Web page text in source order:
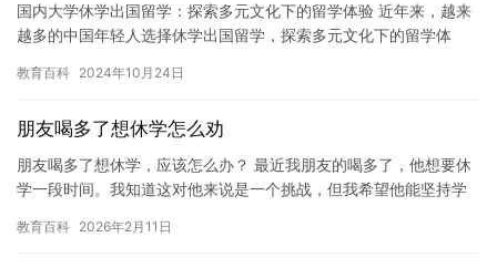
国内大学休学出国留学：探索多元文化下的留学体验 近年来，越来
越多的中国年轻人选择休学出国留学，探索多元文化下的留学体
外留学…
教育百科 2024年10月24日
朋友喝多了想休学怎么劝
朋友喝多了想休学，应该怎么办？ 最近我朋友的喝多了，他想要休
学一段时间。我知道这对他来说是一个挑战，但我希望他能坚持学
于…
教育百科 2026年2月11日